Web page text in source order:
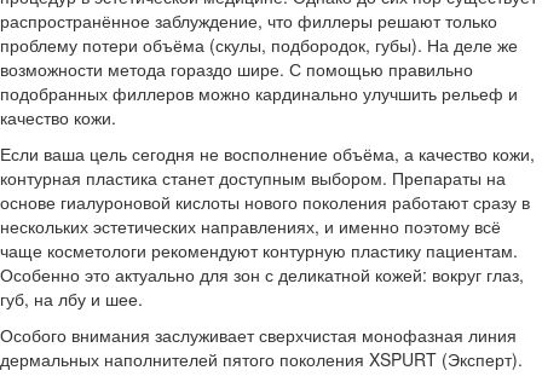
распространённое заблуждение, что филлеры решают только
проблему потери объёма (скулы, подбородок, губы). На деле же
возможности метода гораздо шире. С помощью правильно
подобранных филлеров можно кардинально улучшить рельеф и
качество кожи.
Если ваша цель сегодня не восполнение объёма, а качество кожи,
контурная пластика станет доступным выбором. Препараты на
основе гиалуроновой кислоты нового поколения работают сразу в
нескольких эстетических направлениях, и именно поэтому всё
чаще косметологи рекомендуют контурную пластику пациентам.
Особенно это актуально для зон с деликатной кожей: вокруг глаз,
губ, на лбу и шее.
Особого внимания заслуживает сверхчистая монофазная линия
дермальных наполнителей пятого поколения XSPURT (Эксперт).